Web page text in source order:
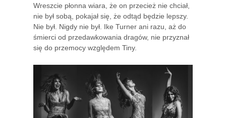
Wreszcie płonna wiara, że on przecież nie chciał,
nie był sobą, pokajał się, że odtąd będzie lepszy.
Nie był. Nigdy nie był. Ike Turner ani razu, aż do
śmierci od przedawkowania dragów, nie przyznał
się do przemocy względem Tiny.